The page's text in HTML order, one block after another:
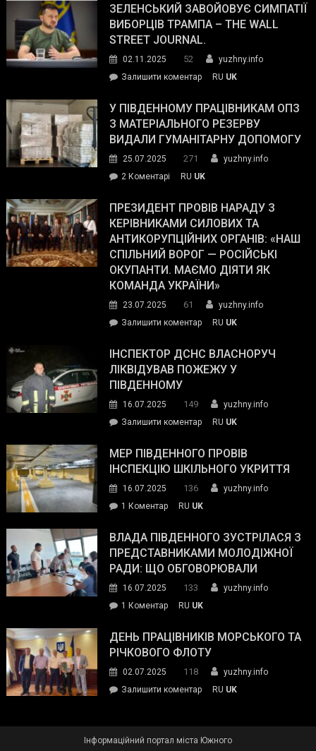
ЗЕЛЕНСЬКИЙ ЗАВОЙОВУЄ СИМПАТІЇ
ВИБОРЦІВ ТРАМПА – THE WALL
STREET JOURNAL.
02.11.2025 52
yuzhny.info
Залишити коментарon
завойовує
симпатії
виборців
The
Street
Journal.
RU UK
У ПІВДЕННОМУ ПРАЦІВНИКАМ ОПЗ
З МАТЕРІАЛЬНОГО РЕЗЕРВУ
ВИДАЛИ ГУМАНІТАРНУ ДОПОМОГУ
25.07.2025 271
yuzhny.info
2 Коментарі
Південному
працівникам
ОПЗ
з
матеріального
резерву
гуманітарну
допомогу
RU UK
ПРЕЗИДЕНТ ПРОВІВ НАРАДУ З
КЕРІВНИКАМИ СИЛОВИХ ТА
АНТИКОРУПЦІЙНИХ ОРГАНІВ: «НАШ
СПІЛЬНИЙ ВОРОГ — РОСІЙСЬКІ
ОКУПАНТИ. МАЄМО ДІЯТИ ЯК
КОМАНДА УКРАЇНИ»
23.07.2025 61
yuzhny.info
Залишити коментарon
провів
нараду
силових
та
органів:
«Наш
спільний
окупанти.
Маємо
діяти
команда
RU UK
ІНСПЕКТОР ДСНС ВЛАСНОРУЧ
ЛІКВІДУВАВ ПОЖЕЖУ У
ПІВДЕННОМУ
16.07.2025 149
yuzhny.info
Залишити коментарon
ДСНС
власноруч
пожежу
у
RU UK
МЕР ПІВДЕННОГО ПРОВІВ
ІНСПЕКЦІЮ ШКІЛЬНОГО УКРИТТЯ
16.07.2025 136
yuzhny.info
1 Коментардо
Південного
провів
інспекцію
укриття
RU UK
ВЛАДА ПІВДЕННОГО ЗУСТРІЛАСЯ З
ПРЕДСТАВНИКАМИ МОЛОДІЖНОЇ
РАДИ: ЩО ОБГОВОРЮВАЛИ
16.07.2025 133
yuzhny.info
1 Коментардо
Південного
зустрілася
представниками
молодіжної
обговорювали
RU UK
ДЕНЬ ПРАЦІВНИКІВ МОРСЬКОГО ТА
РІЧКОВОГО ФЛОТУ
02.07.2025 118
yuzhny.info
Залишити коментарon
RU UK
Інформаційний портал міста Южного